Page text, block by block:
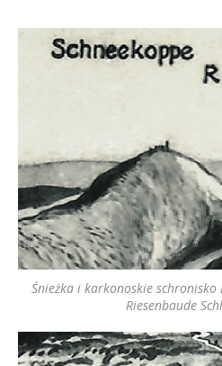
Śnieżka i karkonoskie schronisko
Riesenbaude